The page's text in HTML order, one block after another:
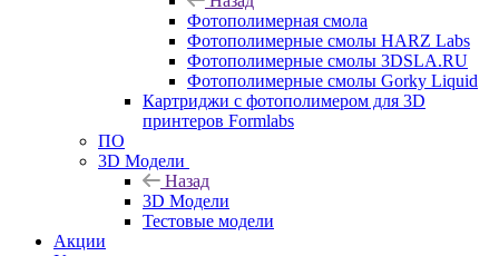
Фотополимерная смола
Фотополимерные смолы HARZ Labs
Фотополимерные смолы 3DSLA.RU
Фотополимерные смолы Gorky Liquid
Картриджи с фотополимером для 3D
принтеров Formlabs
ПО
3D Модели
Назад
3D Модели
Тестовые модели
Акции